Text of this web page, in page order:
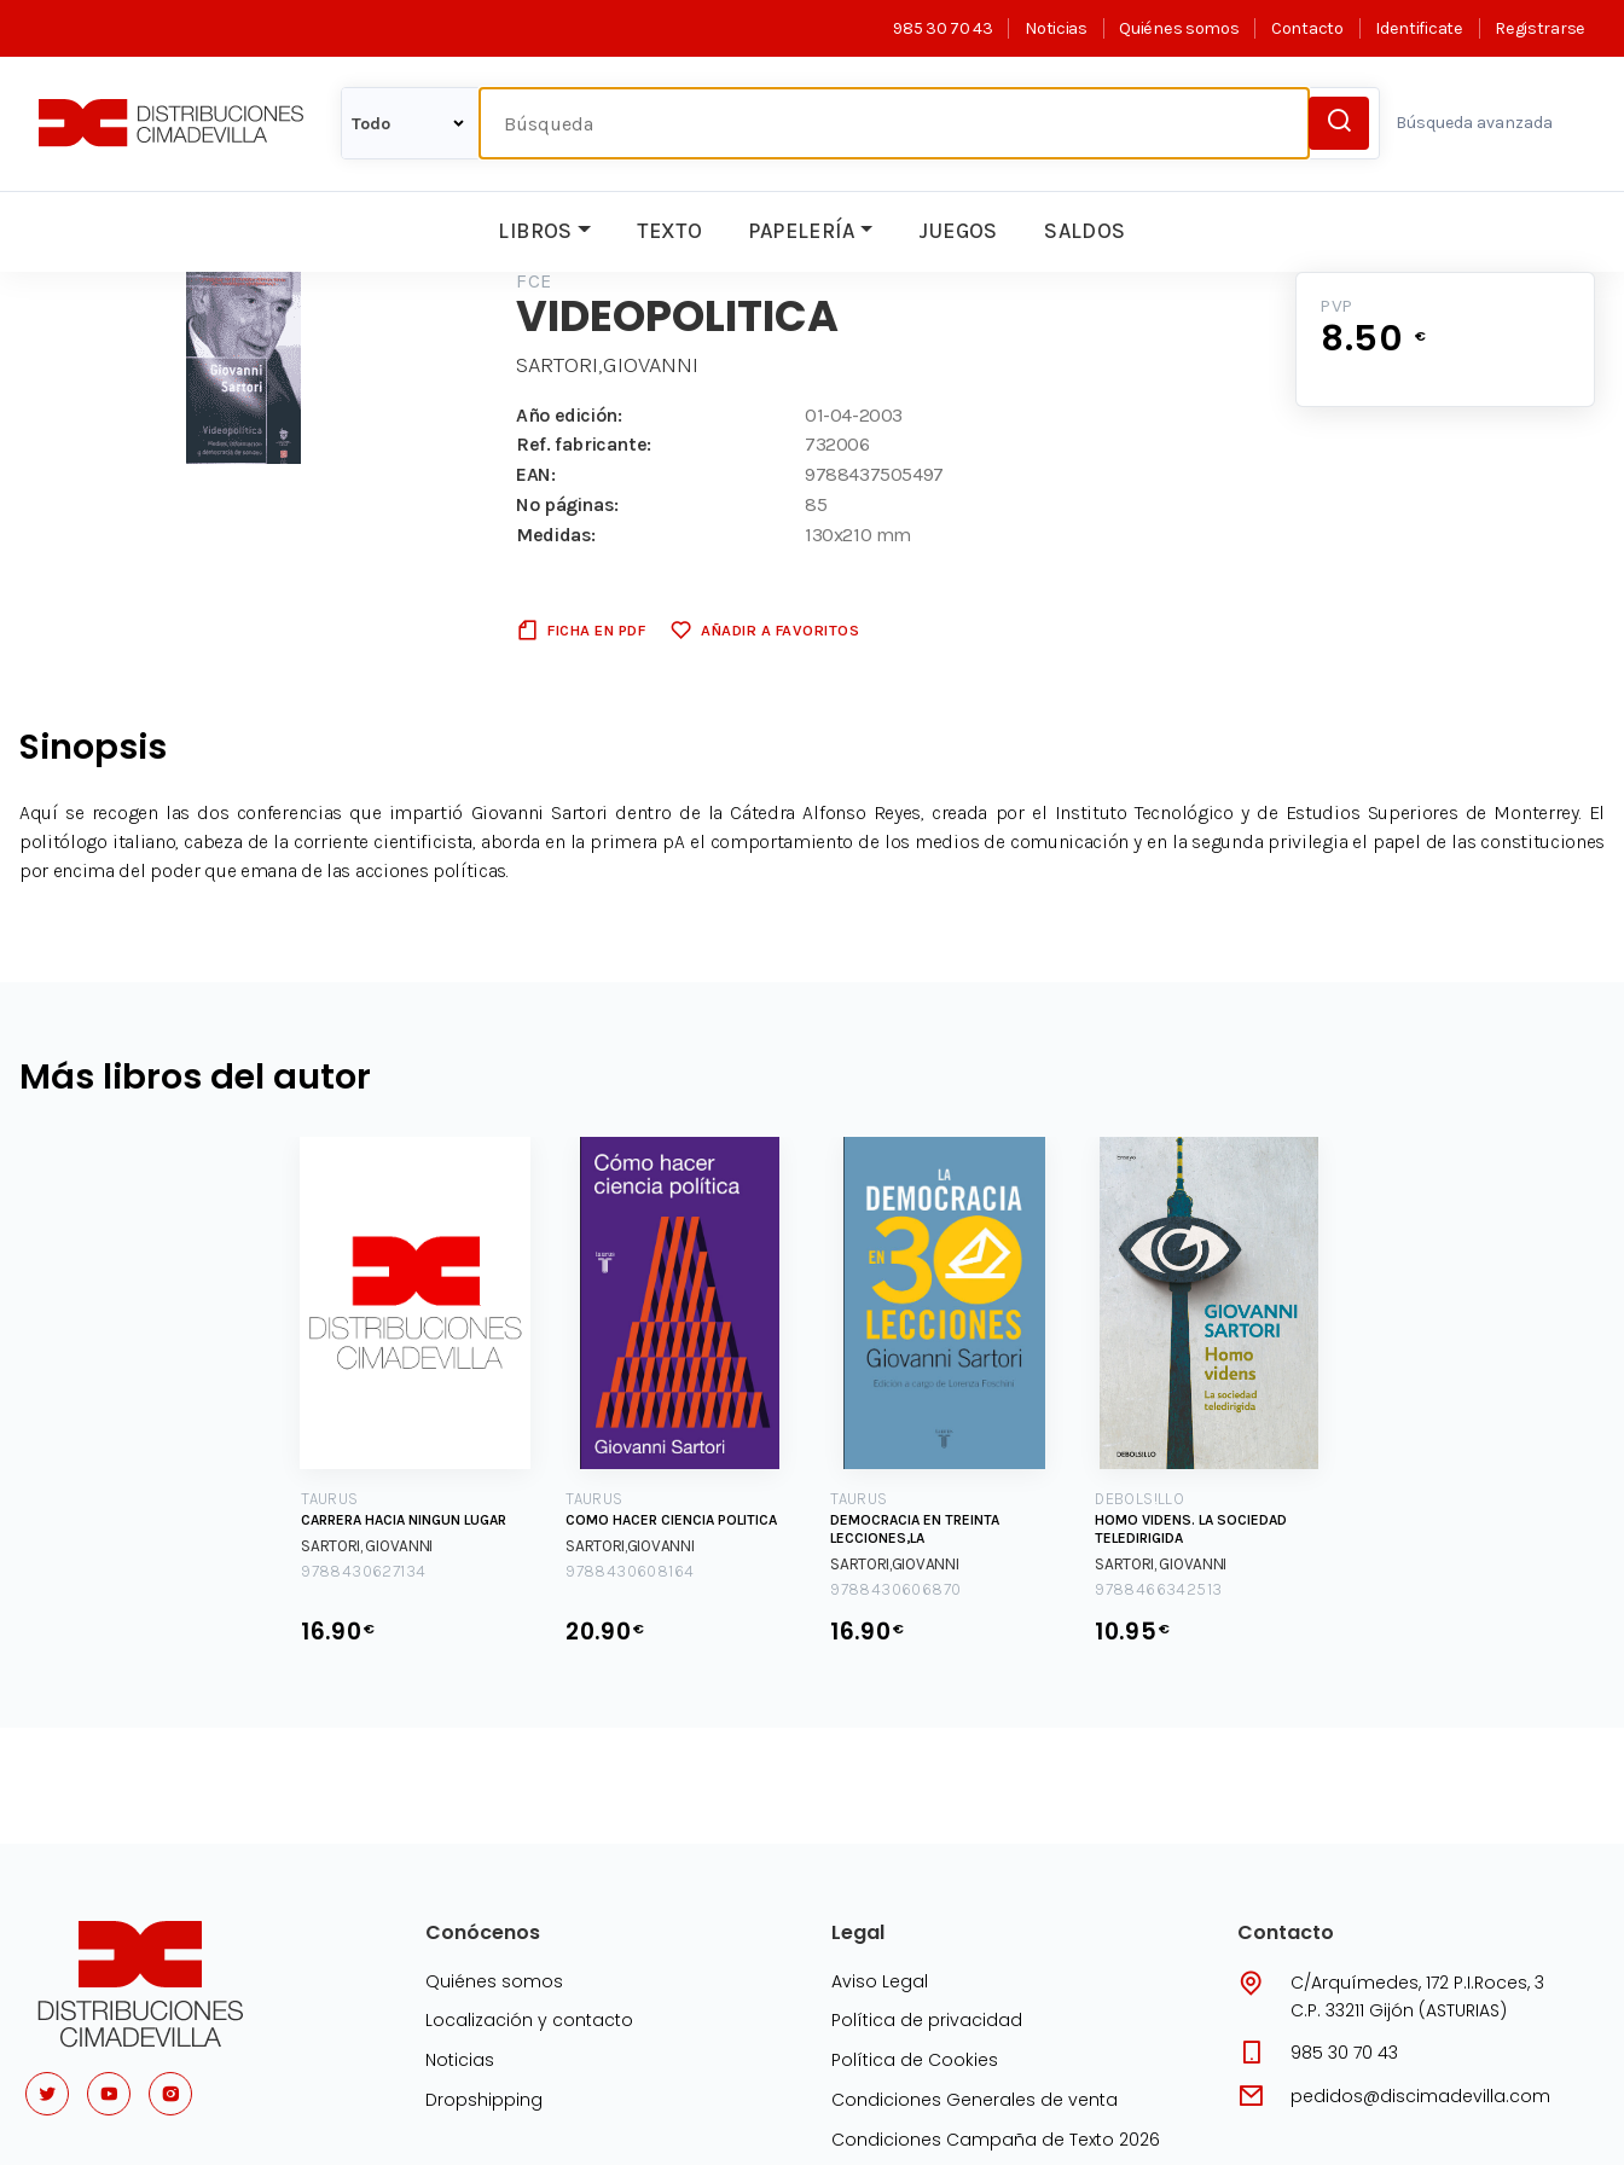
985 30 70 43 Noticias Quiénes somos Contacto Identificate Registrarse
Búsqueda avanzada
LIBROS TEXTO PAPELERÍA JUEGOS SALDOS
FCE
VIDEOPOLITICA
SARTORI,GIOVANNI
Año edición:
01-04-2003
Ref. fabricante:
732006
EAN:
9788437505497
Nº páginas:
85
Medidas:
130x210 mm
FICHA EN PDF AÑADIR A FAVORITOS
PVP
8.50 €
Sinopsis
Aquí se recogen las dos conferencias que impartió Giovanni Sartori dentro de la Cátedra Alfonso Reyes, creada por el Instituto Tecnológico y de Estudios Superiores de Monterrey. El
politólogo italiano, cabeza de la corriente cientificista, aborda en la primera pA el comportamiento de los medios de comunicación y en la segunda privilegia el papel de las constituciones
por encima del poder que emana de las acciones políticas.
Más libros del autor
TAURUS
CARRERA HACIA NINGUN LUGAR
SARTORI, GIOVANNI
9788430627134
16.90€
TAURUS
COMO HACER CIENCIA POLITICA
SARTORI,GIOVANNI
9788430608164
20.90€
TAURUS
DEMOCRACIA EN TREINTA
LECCIONES,LA
SARTORI,GIOVANNI
9788430606870
16.90€
DEBOLS!LLO
HOMO VIDENS. LA SOCIEDAD
TELEDIRIGIDA
SARTORI, GIOVANNI
9788466342513
10.95€
Conócenos
Quiénes somos
Localización y contacto
Noticias
Dropshipping
Legal
Aviso Legal
Política de privacidad
Política de Cookies
Condiciones Generales de venta
Condiciones Campaña de Texto 2026
Contacto
C/Arquímedes, 172 P.I.Roces, 3
C.P. 33211 Gijón (ASTURIAS)
985 30 70 43
pedidos@discimadevilla.com